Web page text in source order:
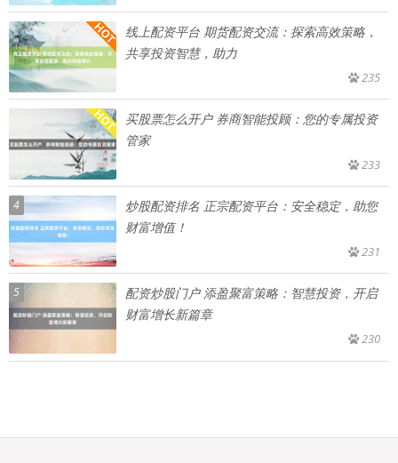
线上配资平台 期货配资交流：探索高效策略，
共享投资智慧，助力
235
买股票怎么开户 券商智能投顾：您的专属投资
管家
233
4
炒股配资排名 正宗配资平台：安全稳定，助您
财富增值！
231
5
配资炒股门户 添盈聚富策略：智慧投资，开启
财富增长新篇章
230